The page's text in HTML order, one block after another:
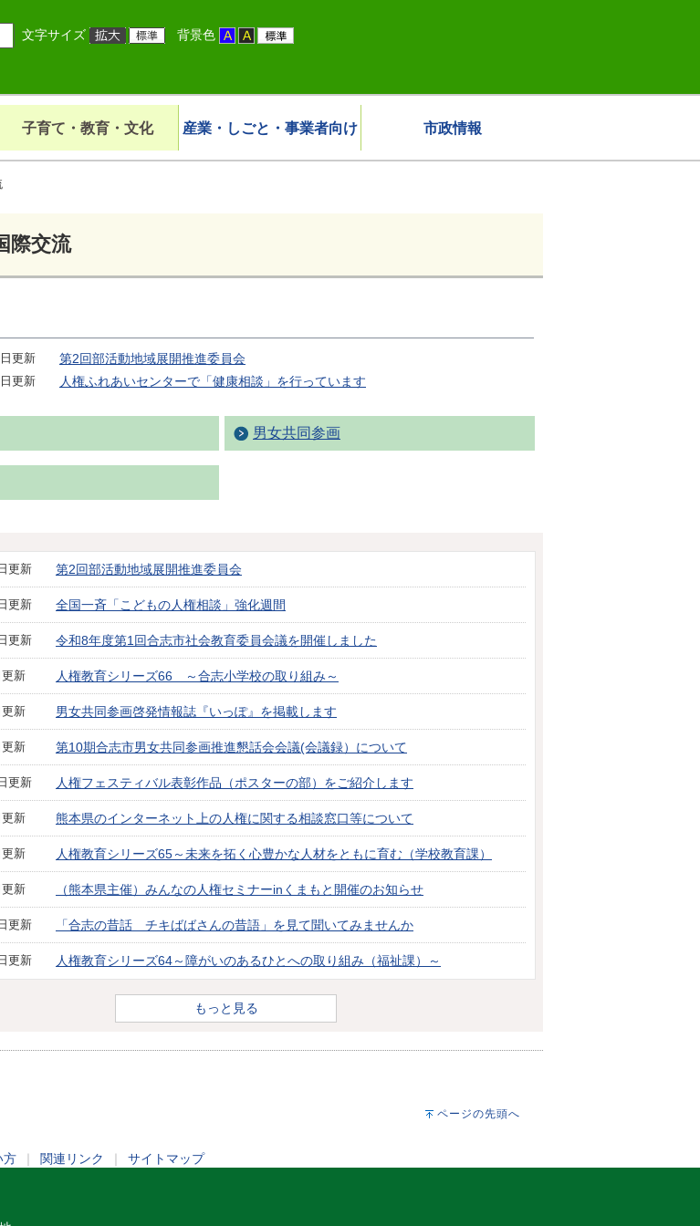
文字サイズ 背景色
子育て・教育・文化 産業・しごと・事業者向け 市政情報
際交流
更新 第2回部活動地域展開推進委員会
更新 人権ふれあいセンターで「健康相談」を行っています
男女共同参画
更新 第2回部活動地域展開推進委員会
更新 全国一斉「こどもの人権相談」強化週間
更新 令和8年度第1回合志市社会教育委員会議を開催しました
新 人権教育シリーズ66 ～合志小学校の取り組み～
新 男女共同参画啓発情報誌『いっぽ』を掲載します
新 第10期合志市男女共同参画推進懇話会会議(会議録）について
更新 人権フェスティバル表彰作品（ポスターの部）をご紹介します
新 熊本県のインターネット上の人権に関する相談窓口等について
新 人権教育シリーズ65～未来を拓く心豊かな人材をともに育む（学校教育課）
新 （熊本県主催）みんなの人権セミナーinくまもと開催のお知らせ
更新 「合志の昔話 チキばばさんの昔語」を見て聞いてみませんか
更新 人権教育シリーズ64～障がいのあるひとへの取り組み（福祉課）～
もっと見る
ページの先頭へ
方 関連リンク サイトマップ